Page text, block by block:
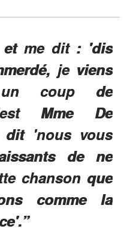
et me dit : 'dis
je viens
coup de
Mme De
dit 'nous vous
de ne
chanson que
comme la